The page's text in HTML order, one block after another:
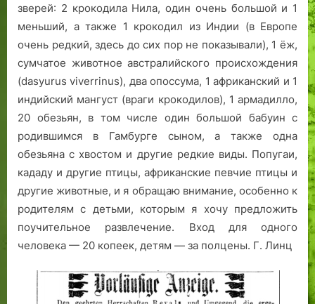
зверей: 2 крокодила Нила, один очень большой и 1
меньший, а также 1 крокодил из Индии (в Европе
очень редкий, здесь до сих пор не показывали), 1 ёж,
сумчатое животное австралийского происхождения
(dasyurus viverrinus), два опоссума, 1 африканский и 1
индийский мангуст (враги крокодилов), 1 армадилло,
20 обезьян, в том числе один большой бабуин с
родившимся в Гамбурге сыном, а также одна
обезьяна с хвостом и другие редкие виды. Попугаи,
кададу и другие птицы, африканские певчие птицы и
другие животные, и я обращаю внимание, особенно к
родителям с детьми, которым я хочу предложить
поучительное развлечение. Вход для одного
человека — 20 копеек, детям — за полцены. Г. Линц